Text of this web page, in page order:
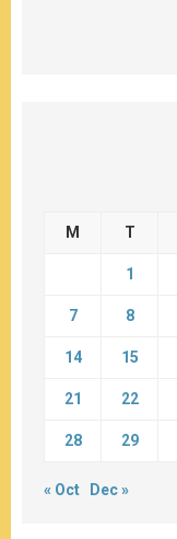
M T
1
7 8
14 15
21 22
28 29
« Oct Dec »